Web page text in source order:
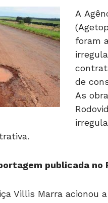
A
foram
de
As
publicada
Villis Marra acionou